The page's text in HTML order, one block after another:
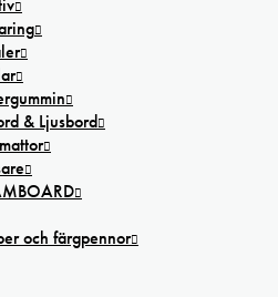
& Ljusbord
och färgpennor